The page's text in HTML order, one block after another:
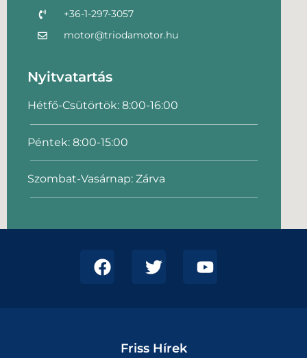
+36-1-297-3057
motor@triodamotor.hu
Nyitvatartás
Hétfő-Csütörtök: 8:00-16:00
Péntek: 8:00-15:00
Szombat-Vasárnap: Zárva
Friss Hírek